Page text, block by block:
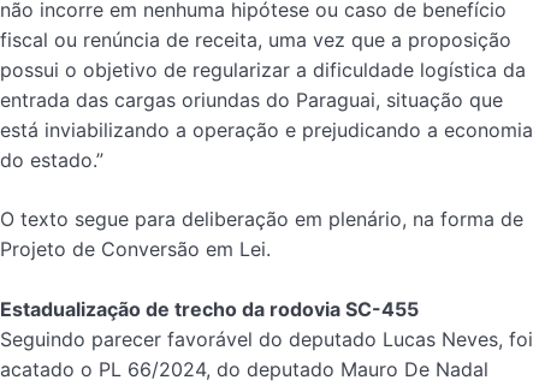
não incorre em nenhuma hipótese ou caso de benefício
fiscal ou renúncia de receita, uma vez que a proposição
possui o objetivo de regularizar a dificuldade logística da
entrada das cargas oriundas do Paraguai, situação que
está inviabilizando a operação e prejudicando a economia
do estado.”
O texto segue para deliberação em plenário, na forma de
Projeto de Conversão em Lei.
Estadualização de trecho da rodovia SC-455
Seguindo parecer favorável do deputado Lucas Neves, foi
acatado o PL 66/2024, do deputado Mauro De Nadal